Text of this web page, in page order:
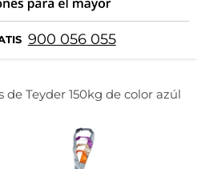
900 056 055
Teyder 150kg de color azúl